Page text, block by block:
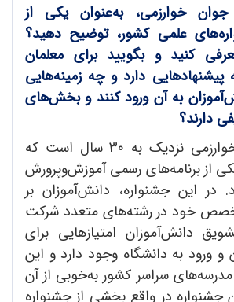
جوان خوارزمی، به‌عنوان یکی از
علمی کشور، توضیح دهید؟
کنید و بگویید برای معلمان
دارد و چه زمینه‌هایی
به آن ورود کنند و بخش‌های
دارند؟
جشنواره جوان خوارزمی نزدیک به 3٠ سال است که
از برنامه‌های رسمی آموزش‌وپرورش
این جشنواره، دانش‌آموزان بر
خود در رشته‌های متعدد شرکت
دانش‌آموزان امتیازهایی برای
و ورود به دانشگاه وجود دارد و این
سراسر کشور به‌خوبی از آن
جشنواره در واقع بخشی از جشنواره